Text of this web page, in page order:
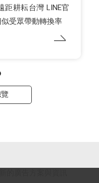
距耕耘台灣 LINE官
受眾帶動轉換率